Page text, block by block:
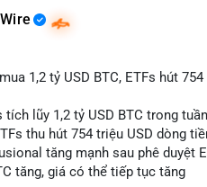
1,2 tỷ USD BTC, ETFs hút 754
lũy 1,2 tỷ USD BTC trong tuần
thu hút 754 triệu USD dòng
tăng mạnh sau phê duyệt
tăng, giá có thể tiếp tục tăng